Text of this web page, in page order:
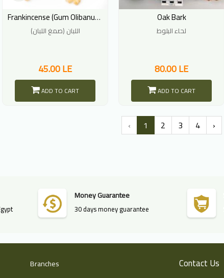
Frankincense (Gum Olibanum)
اللبان (صمغ اللبان)
45.00 LE
ADD TO CART
Oak Bark
لحاء البلوط
80.00 LE
ADD TO CART
‹ 1 2 3 4 ›
Money Guarantee
30 days money guarantee
Branches
Contact Us